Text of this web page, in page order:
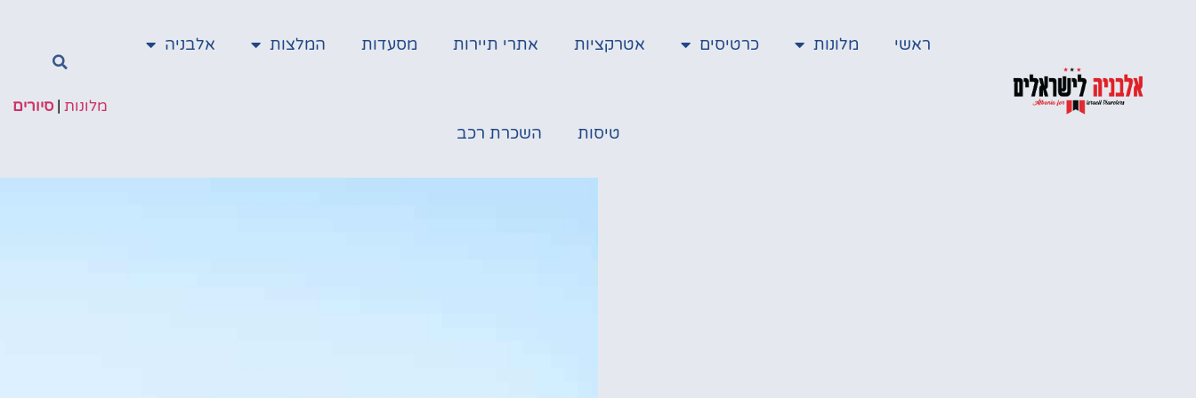
ראשי מלונות כרטיסים אטרקציות אתרי תיירות מסעדות המלצות אלבניה
טיסות השכרת רכב
מלונות |סיורים